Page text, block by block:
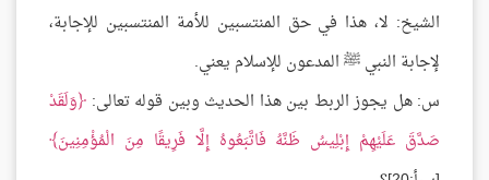
الشيخ: لا، هذا في حق المنتسبين للأمة المنتسبين للإجابة،
لإجابة النبي ﷺ المدعون للإسلام يعني.
س: هل يجوز الربط بين هذا الحديث وبين قوله تعالى: وَلَقَدْ
صَدَّقَ عَلَيْهِمْ إِبْلِيسُ ظَنَّهُ فَاتَّبَعُوهُ إِلَّا فَرِيقًا مِنَ الْمُؤْمِنِينَ